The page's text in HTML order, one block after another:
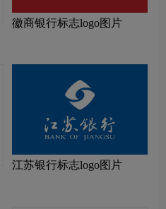
徽商银行标志logo图片
江苏银行标志logo图片